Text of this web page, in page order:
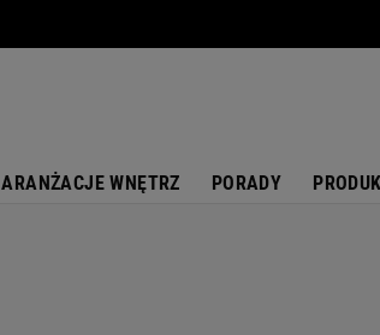
ARANŻACJE WNĘTRZ PORADY